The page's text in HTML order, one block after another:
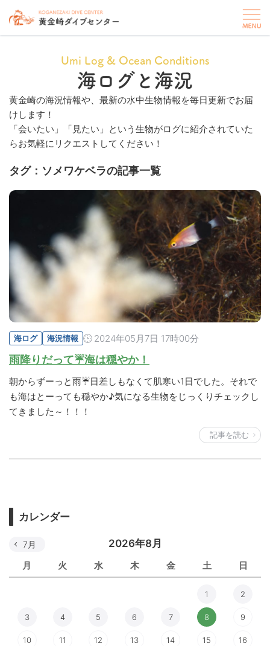
Umi Log & Ocean Conditions
海ログと海況
黄金崎の海況情報や、最新の水中生物情報を毎日更新でお届
けします！
「会いたい」「見たい」という生物がログに紹介されていた
らお気軽にリクエストしてください！
タグ：ソメワケベラの記事一覧
海ログ 海況情報 2024年05月7日 17時00分
雨降りだって☔海は穏やか！
朝からずーっと雨☔日差しもなくて肌寒い1日でした。それで
も海はとーっても穏やか♪気になる生物をじっくりチェックし
てきました～！！！
記事を読む
カレンダー
2026年8月
月 火 水 木 金 土 日
7月
1 2
3 4 5 6 7 8 9
10 11 12 13 14 15 16